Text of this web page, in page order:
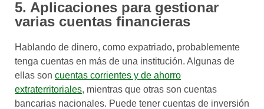
5. Aplicaciones para gestionar
varias cuentas financieras
Hablando de dinero, como expatriado, probablemente
tenga cuentas en más de una institución. Algunas de
ellas son cuentas corrientes y de ahorro
extraterritoriales, mientras que otras son cuentas
bancarias nacionales. Puede tener cuentas de inversión